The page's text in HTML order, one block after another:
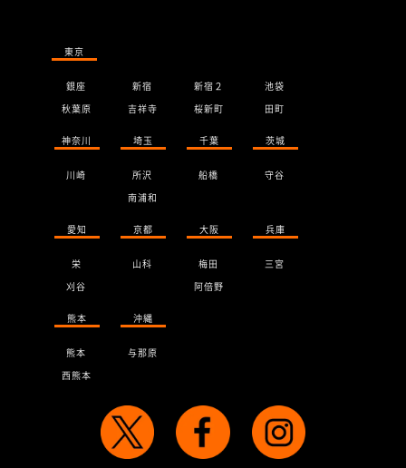
東京
銀座 新宿 新宿２
池袋
秋葉原
吉祥寺 桜新町 田町
神奈川 埼玉 千葉 茨城
川崎 所沢 船橋
守谷
南浦和
愛知 京都 大阪 兵庫
栄 山科 梅田
三宮
刈谷
阿倍野
熊本 沖縄
熊本
与那原
西熊本